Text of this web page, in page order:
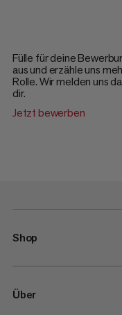
Fülle für deine
aus und erzähle uns
Rolle. Wir melden uns
dir.
Jetzt bewerben
Shop
Über